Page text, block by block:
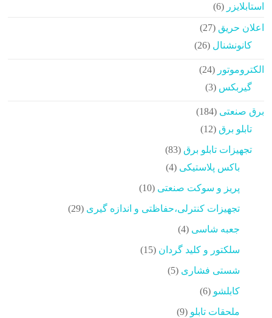
استابلایزر
6
6
اعلان حریق 27
27
محصولات
کانونشنال 26
26
الکتروموتور
24
24
گیربکس 3
3
برق صنعتی
184
184
تابلو برق 12
12
تجهیزات تابلو برق 83
83
محصولات
باکس پلاستیکی 4
4
پریز و سوکت صنعتی 10
10
محصولات
تجهیزات کنترلی،حفاظتی و اندازه گیری 29
29
جعبه شاسی 4
4
محصولات
سلکتور و کلید گردان 15
15
شستی فشاری 5
5
کابلشو 6
6
محصولات
ملحقات تابلو 9
9